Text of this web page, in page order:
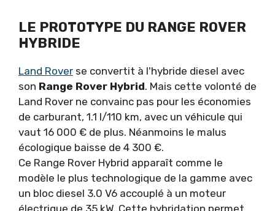
LE PROTOTYPE DU RANGE ROVER
HYBRIDE
Land Rover se convertit à l'hybride diesel avec
son Range Rover Hybrid. Mais cette volonté de
Land Rover ne convainc pas pour les économies
de carburant, 1.1 l/110 km, avec un véhicule qui
vaut 16 000 € de plus. Néanmoins le malus
écologique baisse de 4 300 €.
Ce Range Rover Hybrid apparaît comme le
modèle le plus technologique de la gamme avec
un bloc diesel 3.0 V6 accouplé à un moteur
électrique de 35 kW. Cette hybridation permet